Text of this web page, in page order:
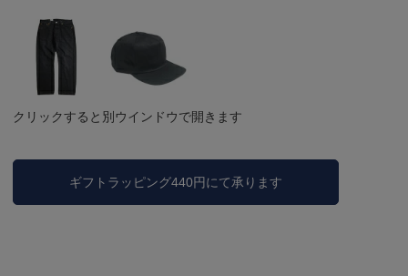
クリックすると別ウインドウで開きます
ギフトラッピング440円にて承ります